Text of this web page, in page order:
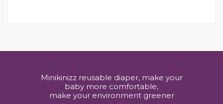
Minikinizz reusable diaper, make your
baby more comfortable,
make your environment greener